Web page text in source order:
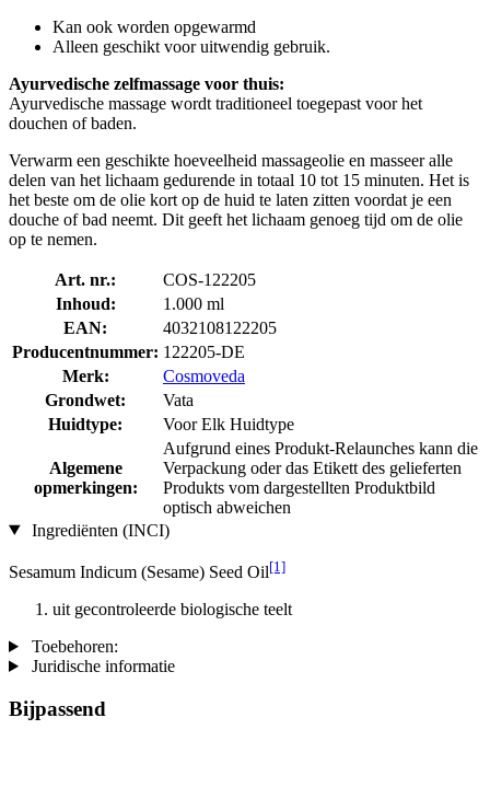
Kan ook worden opgewarmd
Alleen geschikt voor uitwendig gebruik.
Ayurvedische zelfmassage voor thuis:
Ayurvedische massage wordt traditioneel toegepast voor het
douchen of baden.
Verwarm een geschikte hoeveelheid massageolie en masseer alle
delen van het lichaam gedurende in totaal 10 tot 15 minuten. Het is
het beste om de olie kort op de huid te laten zitten voordat je een
douche of bad neemt. Dit geeft het lichaam genoeg tijd om de olie
op te nemen.
Art. nr.:
COS-122205
Inhoud:
1.000 ml
EAN:
4032108122205
Producentnummer: 122205-DE
Merk:
Cosmoveda
Grondwet:
Vata
Huidtype:
Voor Elk Huidtype
Algemene
opmerkingen:
Aufgrund eines Produkt-Relaunches kann die
Verpackung oder das Etikett des gelieferten
Produkts vom dargestellten Produktbild
optisch abweichen
Ingrediënten (INCI)
Sesamum Indicum (Sesame) Seed Oil[1]
uit gecontroleerde biologische teelt
Toebehoren:
Juridische informatie
Bijpassend